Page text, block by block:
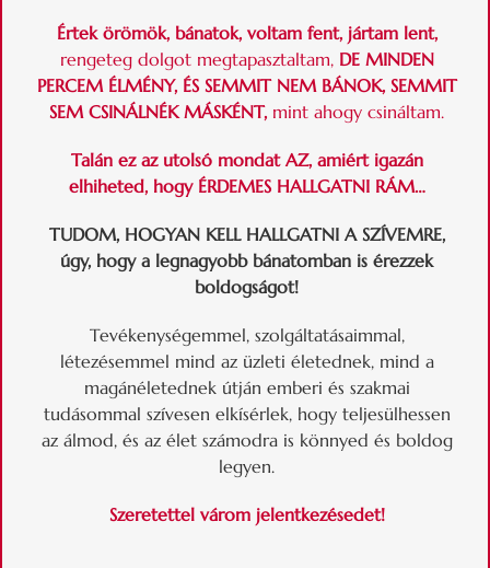
Értek örömök, bánatok, voltam fent, jártam lent,
rengeteg dolgot megtapasztaltam, DE MINDEN
PERCEM ÉLMÉNY, ÉS SEMMIT NEM BÁNOK, SEMMIT
SEM CSINÁLNÉK MÁSKÉNT, mint ahogy csináltam.
Talán ez az utolsó mondat AZ, amiért igazán
elhiheted, hogy ÉRDEMES HALLGATNI RÁM…
TUDOM, HOGYAN KELL HALLGATNI A SZÍVEMRE,
úgy, hogy a legnagyobb bánatomban is érezzek
boldogságot!
Tevékenységemmel, szolgáltatásaimmal,
létezésemmel mind az üzleti életednek, mind a
magánéletednek útján emberi és szakmai
tudásommal szívesen elkísérlek, hogy teljesülhessen
az álmod, és az élet számodra is könnyed és boldog
legyen.
Szeretettel várom jelentkezésedet!